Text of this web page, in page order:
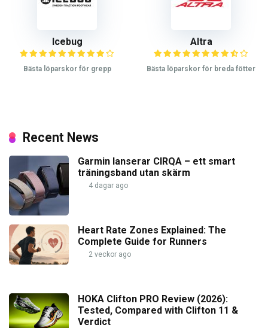
Icebug
Bästa löparskor för grepp
Altra
Bästa löparskor för breda fötter
Recent News
Garmin lanserar CIRQA – ett smart
träningsband utan skärm
4 dagar ago
Heart Rate Zones Explained: The
Complete Guide for Runners
2 veckor ago
HOKA Clifton PRO Review (2026):
Tested, Compared with Clifton 11 &
Verdict